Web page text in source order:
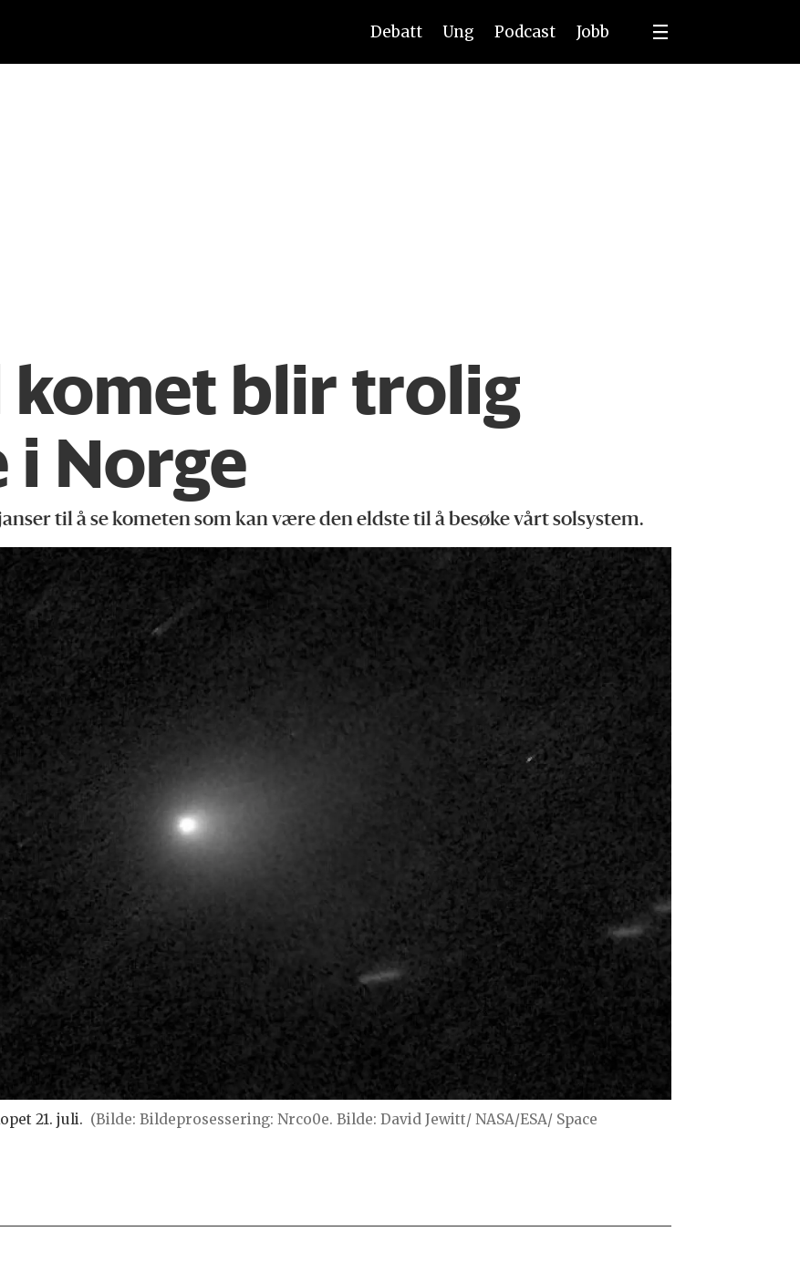
Debatt Ung Podcast Jobb
komet blir trolig
i Norge
til å se kometen som kan være den eldste til å besøke vårt solsystem.
21. juli. (Bilde: Bildeprosessering: Nrco0e. Bilde: David Jewitt/ NASA/ESA/ Space